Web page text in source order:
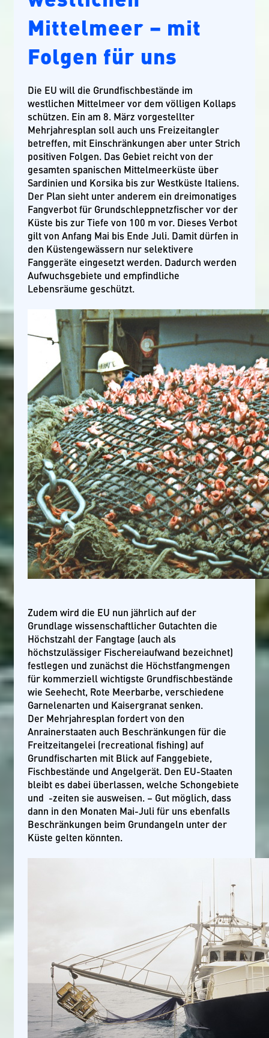
Mittelmeer – mit
Folgen für uns
Die EU will die Grundfischbestände im
westlichen Mittelmeer vor dem völligen Kollaps
schützen. Ein am 8. März vorgestellter
Mehrjahresplan soll auch uns Freizeitangler
betreffen, mit Einschränkungen aber unter Strich
positiven Folgen. Das Gebiet reicht von der
gesamten spanischen Mittelmeerküste über
Sardinien und Korsika bis zur Westküste Italiens.
Der Plan sieht unter anderem ein dreimonatiges
Fangverbot für Grundschleppnetzfischer vor der
Küste bis zur Tiefe von 100 m vor. Dieses Verbot
gilt von Anfang Mai bis Ende Juli. Damit dürfen in
den Küstengewässern nur selektivere
Fanggeräte eingesetzt werden. Dadurch werden
Aufwuchsgebiete und empfindliche
Lebensräume geschützt.
Zudem wird die EU nun jährlich auf der
Grundlage wissenschaftlicher Gutachten die
Höchstzahl der Fangtage (auch als
höchstzulässiger Fischereiaufwand bezeichnet)
festlegen und zunächst die Höchstfangmengen
für kommerziell wichtigste Grundfischbestände
wie Seehecht, Rote Meerbarbe, verschiedene
Garnelenarten und Kaisergranat senken.
Der Mehrjahresplan fordert von den
Anrainerstaaten auch Beschränkungen für die
Freitzeitangelei (recreational fishing) auf
Grundfischarten mit Blick auf Fanggebiete,
Fischbestände und Angelgerät. Den EU-Staaten
bleibt es dabei überlassen, welche Schongebiete
und -zeiten sie ausweisen. – Gut möglich, dass
dann in den Monaten Mai-Juli für uns ebenfalls
Beschränkungen beim Grundangeln unter der
Küste gelten könnten.